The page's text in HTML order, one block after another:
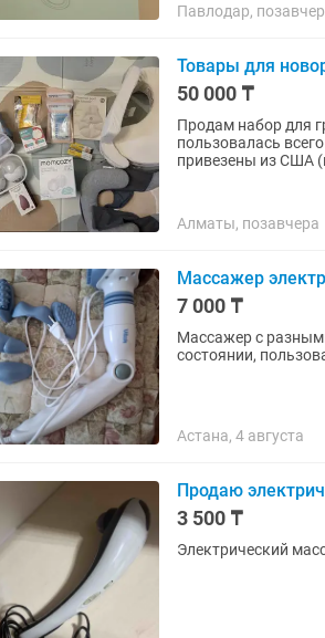
Павлодар,
Товары для
50 000 ₸
Продам набор для
пользовалась
привезены из США
Алматы, позавчера
Массажер
7 000 ₸
Массажер с
состоянии,
Астана, 4 августа
Продаю
3 500 ₸
Электрический